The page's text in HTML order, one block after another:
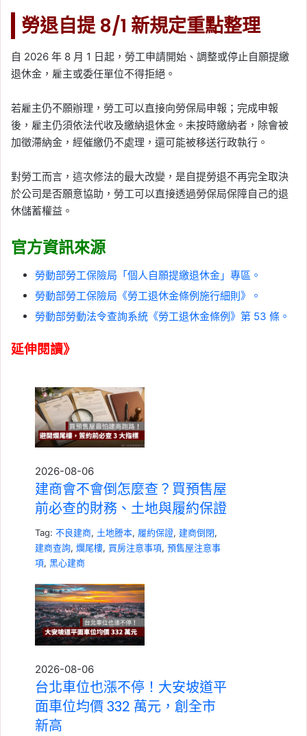
勞退自提 8/1 新規定重點整理
自 2026 年 8 月 1 日起，勞工申請開始、調整或停止自願提繳
退休金，雇主或委任單位不得拒絕。
若雇主仍不願辦理，勞工可以直接向勞保局申報；完成申報
後，雇主仍須依法代收及繳納退休金。未按時繳納者，除會被
加徵滯納金，經催繳仍不處理，還可能被移送行政執行。
對勞工而言，這次修法的最大改變，是自提勞退不再完全取決
於公司是否願意協助，勞工可以直接透過勞保局保障自己的退
休儲蓄權益。
官方資訊來源
勞動部勞工保險局「個人自願提繳退休金」專區。
勞動部勞工保險局《勞工退休金條例施行細則》。
勞動部勞動法令查詢系統《勞工退休金條例》第 53 條。
延伸閱讀》
2026-08-06
建商會不會倒怎麼查？買預售屋
前必查的財務、土地與履約保證
Tag: 不良建商, 土地謄本, 履約保證, 建商倒閉,
建商查詢, 爛尾樓, 買房注意事項, 預售屋注意事
項, 黑心建商
2026-08-06
台北車位也漲不停！大安坡道平
面車位均價 332 萬元，創全市
新高